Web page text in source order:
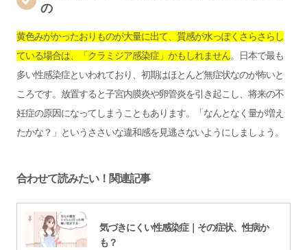
の
黄色みがかったおりものが大量に出て、質感が水っぽくさらさらし
ている場合は、「クラミジア感染症」かもしれません。日本で最も
多い性感染症といわれており、初期はほとんど無症状なのが怖いと
ころです。放置すると子宮内膜炎や卵管炎を引き起こし、将来の不
妊症の原因になってしまうこともあります。「なんとなく量が増え
たかな？」というささいな違和感を見逃さないようにしましょう。
合わせて読みたい！関連記事
気づきにくい性感染症｜その症状、性病か
も？